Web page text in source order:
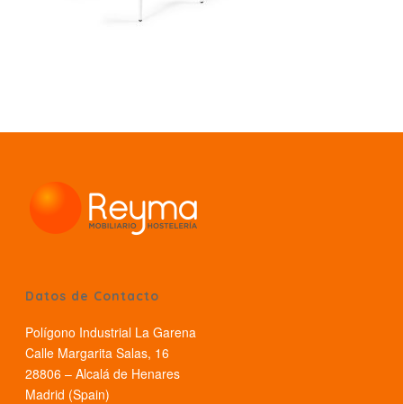
Datos de Contacto
Polígono Industrial La Garena
Calle Margarita Salas, 16
28806 – Alcalá de Henares
Madrid (Spain)